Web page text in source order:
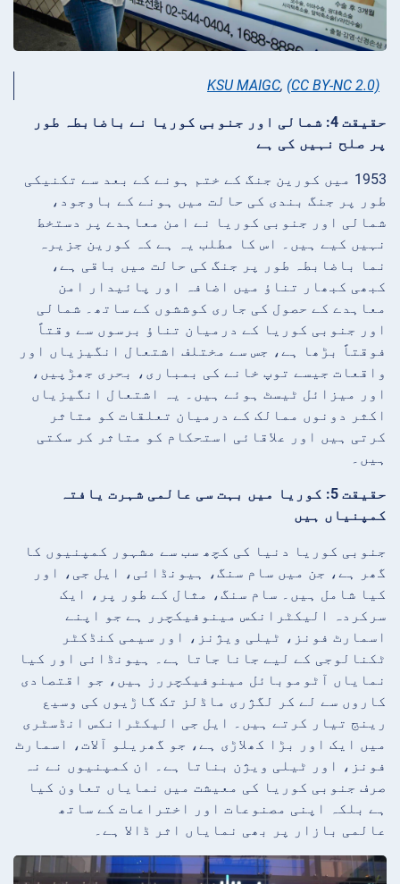
KSU MAIGC, (CC BY-NC 2.0)
حقیقت 4: شمالی اور جنوبی کوریا نے باضابطہ طور
پر صلح نہیں کی ہے
1953 میں کورین جنگ کے ختم ہونے کے بعد سے تکنیکی
طور پر جنگ بندی کی حالت میں ہونے کے باوجود،
شمالی اور جنوبی کوریا نے امن معاہدے پر دستخط
نہیں کیے ہیں۔ اس کا مطلب یہ ہے کہ کورین جزیرہ
نما باضابطہ طور پر جنگ کی حالت میں باقی ہے،
کبھی کبھار تناؤ میں اضافہ اور پائیدار امن
معاہدے کے حصول کی جاری کوششوں کے ساتھ۔ شمالی
اور جنوبی کوریا کے درمیان تناؤ برسوں سے وقتاً
فوقتاً بڑھا ہے، جس سے مختلف اشتعال انگیزیاں اور
واقعات جیسے توپ خانے کی بمباری، بحری جھڑپیں،
اور میزائل ٹیسٹ ہوئے ہیں۔ یہ اشتعال انگیزیاں
اکثر دونوں ممالک کے درمیان تعلقات کو متاثر
کرتی ہیں اور علاقائی استحکام کو متاثر کر سکتی
ہیں۔
حقیقت 5: کوریا میں بہت سی عالمی شہرت یافتہ
کمپنیاں ہیں
جنوبی کوریا دنیا کی کچھ سب سے مشہور کمپنیوں کا
گھر ہے، جن میں سام سنگ، ہیونڈائی، ایل جی، اور
کیا شامل ہیں۔ سام سنگ، مثال کے طور پر، ایک
سرکردہ الیکٹرانکس مینوفیکچرر ہے جو اپنے
اسمارٹ فونز، ٹیلی ویژنز، اور سیمی کنڈکٹر
ٹکنالوجی کے لیے جانا جاتا ہے۔ ہیونڈائی اور کیا
نمایاں آٹوموبائل مینوفیکچررز ہیں، جو اقتصادی
کاروں سے لے کر لگژری ماڈلز تک گاڑیوں کی وسیع
رینج تیار کرتے ہیں۔ ایل جی الیکٹرانکس انڈسٹری
میں ایک اور بڑا کھلاڑی ہے، جو گھریلو آلات، اسمارٹ
فونز، اور ٹیلی ویژن بناتا ہے۔ ان کمپنیوں نے نہ
صرف جنوبی کوریا کی معیشت میں نمایاں تعاون کیا
ہے بلکہ اپنی مصنوعات اور اختراعات کے ساتھ
عالمی بازار پر بھی نمایاں اثر ڈالا ہے۔